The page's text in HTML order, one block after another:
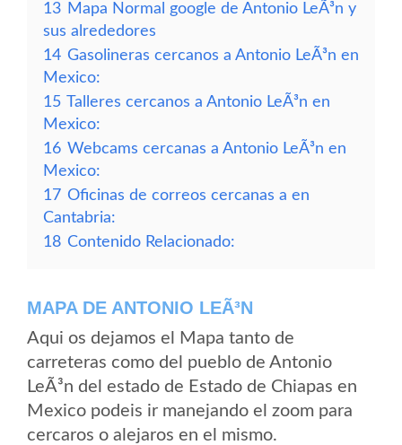
13 Mapa Normal google de Antonio LeÃ³n y
sus alrededores
14 Gasolineras cercanos a Antonio LeÃ³n en
Mexico:
15 Talleres cercanos a Antonio LeÃ³n en
Mexico:
16 Webcams cercanas a Antonio LeÃ³n en
Mexico:
17 Oficinas de correos cercanas a en
Cantabria:
18 Contenido Relacionado:
MAPA DE ANTONIO LEÃ³N
Aqui os dejamos el Mapa tanto de
carreteras como del pueblo de Antonio
LeÃ³n del estado de Estado de Chiapas en
Mexico podeis ir manejando el zoom para
cercaros o alejaros en el mismo.